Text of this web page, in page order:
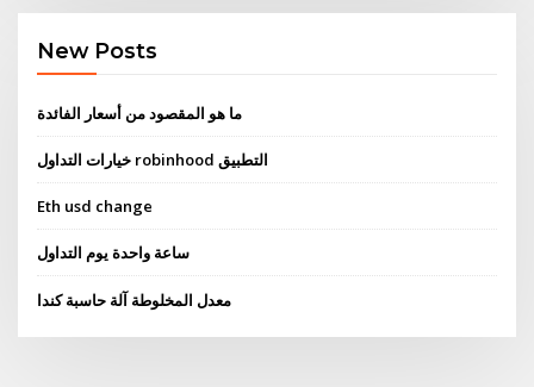
New Posts
ما هو المقصود من أسعار الفائدة
خيارات التداول robinhood التطبيق
Eth usd change
ساعة واحدة يوم التداول
معدل المخلوطة آلة حاسبة كندا